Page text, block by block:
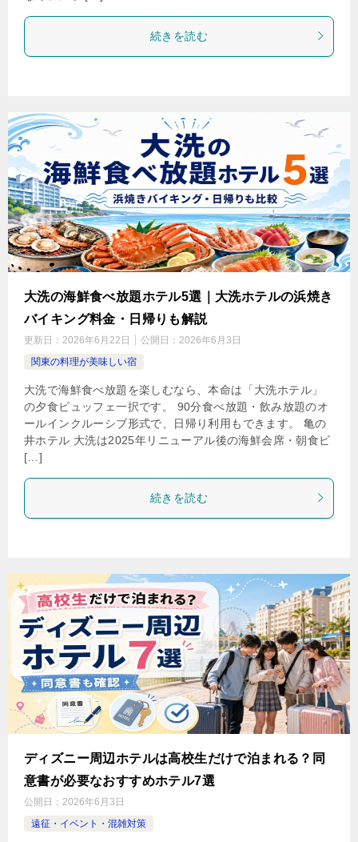
続きを読む
大洗の海鮮食べ放題ホテル5選｜大洗ホテルの浜焼き
バイキング料金・日帰りも解説
更新日： 2026年6月22日 公開日： 2026年6月3日
関東の料理が美味しい宿
大洗で海鮮食べ放題を楽しむなら、本命は「大洗ホテル」
の夕食ビュッフェ一択です。 90分食べ放題・飲み放題のオ
ールインクルーシブ形式で、日帰り利用もできます。 亀の
井ホテル 大洗は2025年リニューアル後の海鮮会席・朝食ビ
[…]
続きを読む
ディズニー周辺ホテルは高校生だけで泊まれる？同
意書が必要なおすすめホテル7選
公開日： 2026年6月3日
遠征・イベント・混雑対策